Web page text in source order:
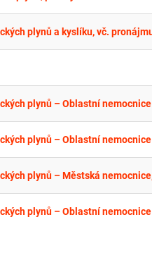
plynů a kyslíku, vč.
plynů – Oblastní
plynů – Oblastní
plynů – Městská
plynů – Oblastní nemocnice